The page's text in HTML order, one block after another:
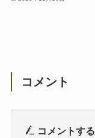
コメント
コメントする